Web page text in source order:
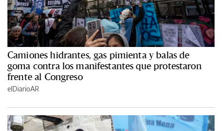
Camiones hidrantes, gas pimienta y balas de
goma contra los manifestantes que protestaron
frente al Congreso
elDiarioAR